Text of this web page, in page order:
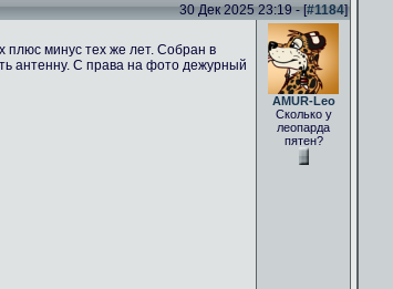
30 Дек 2025 23:19 - [#1184]
плюс минус тех же лет. Собран в
антенну. С права на фото дежурный
AMUR-Leo
Сколько у
леопарда
пятен?